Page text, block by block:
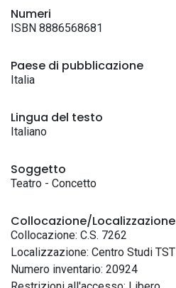
Numeri
ISBN 8886568681
Paese di pubblicazione
Italia
Lingua del testo
Italiano
Soggetto
Teatro - Concetto
Collocazione/Localizzazione
Collocazione: C.S. 7262
Localizzazione: Centro Studi TST
Numero inventario: 20924